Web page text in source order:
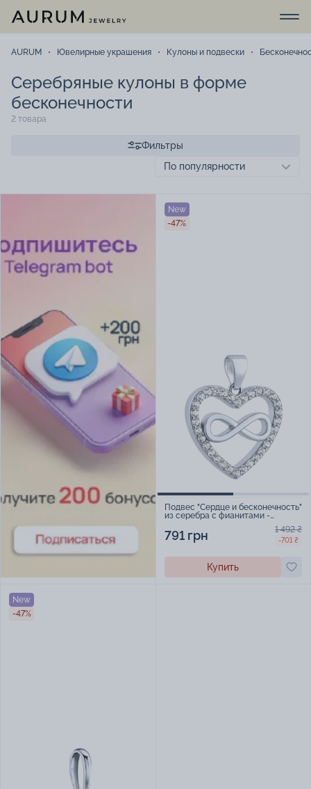
AURUM Ювелирные украшения Кулоны и подвески
Серебряные кулоны в форме
бесконечности
2 товара
Фильтры
New
-47%
Подвес "Сердце и бесконечность"
из серебра с фианитами -
791 грн 1 492 ₴
-701 ₴
Купить
New
-47%